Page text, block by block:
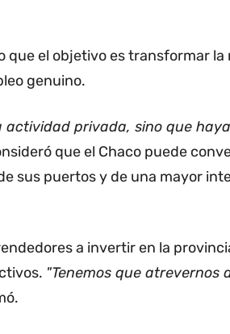
que el objetivo es transformar
genuino.
actividad privada, sino que
que el Chaco puede
sus puertos y de una mayor
a invertir en la
"Tenemos que atrevernos